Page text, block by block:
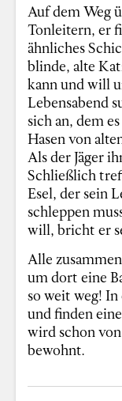
Auf dem Weg
Tonleitern, er
ähnliches
blinde, alte
kann und will
Lebensabend
sich an, dem
Hasen von
Als der Jäger
Schließlich
Esel, der sein
schleppen
will, bricht er
Alle
um dort eine
so weit weg!
und finden
wird schon
bewohnt.